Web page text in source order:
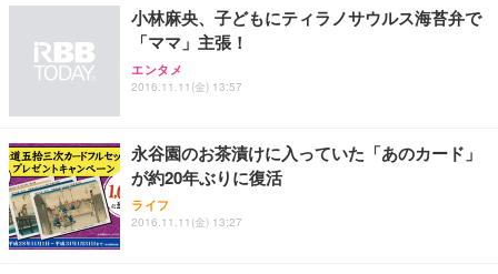
ワーク チェア 強化バックレスト 30度ロッキング機
能 人間工学 椅子 腰サポート 90度跳ね上げ式アーム
務用 おしゃれ パソコンチェア (ブラック)
Sezlife オフィスチェア デスクチェア 疲れない テレ
ワーク チェア 強化バックレスト 30度ロッキング機
能 人間工学 椅子 腰サポート 90度跳ね上げ式アーム
【純正品】27"ゲーミングモニター DualSense 充電
フック付き（CFI-ZDM1J）
【整備済み品】Dell E2724HS 27インチ 液晶モニタ
ー フルHD（1920×1080）VA 非光沢 HDMI/DisplayP
ort/VGA スピーカー内蔵 高さ調整 スイベル VESA対
ネオ・ルーライフ ネオ・オムツ L 中型犬用 26枚入
り 単品
Smart Basic(スマートベーシック) 【Amazon.co.jp
限定】 Smart Basic アイリスオーヤマ ペットシーツ
超厚型 お徳用 ワイド 100枚入 (x 1) (ケース販売)
小林麻央、子どもにティラノサウルス海苔弁で
「ママ」主張！
エンタメ
2016.11.11(金) 13:57
永谷園のお茶漬けに入っていた「あのカード」
が約20年ぶりに復活
ライフ
2016.11.11(金) 13:27